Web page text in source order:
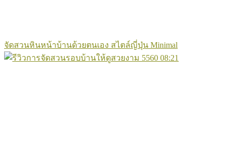
จัดสวนหินหน้าบ้านด้วยตนเอง สไตล์ญี่ปุ่น Minimal
5560 08:21